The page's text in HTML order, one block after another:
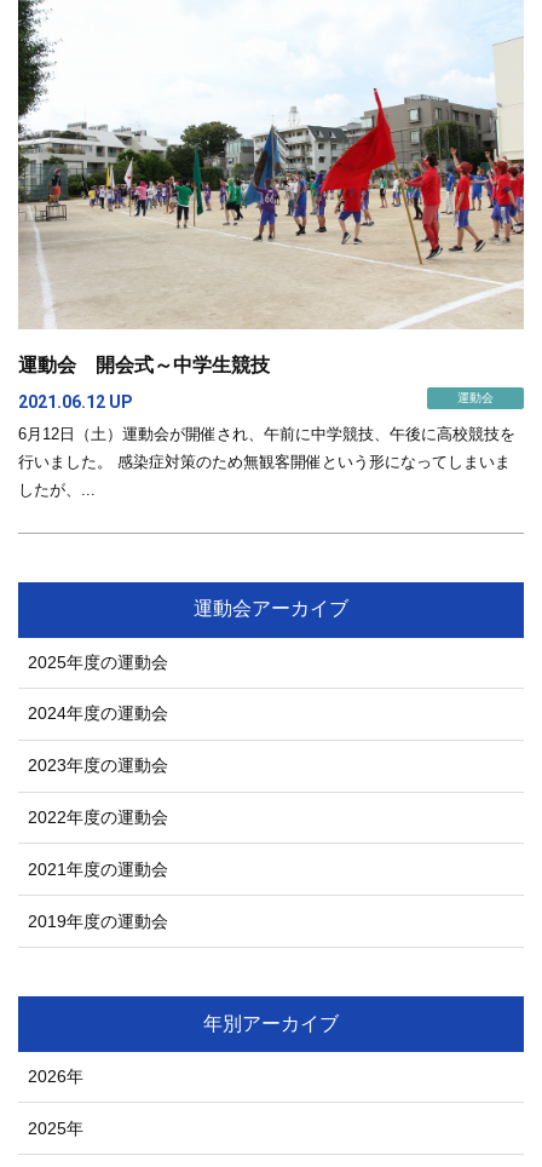
運動会 開会式～中学生競技
2021.06.12 UP 運動会
6月12日（土）運動会が開催され、午前に中学競技、午後に高校競技を
行いました。 感染症対策のため無観客開催という形になってしまいま
したが、...
運動会アーカイブ
2025年度の運動会
2024年度の運動会
2023年度の運動会
2022年度の運動会
2021年度の運動会
2019年度の運動会
年別アーカイブ
2026年
2025年